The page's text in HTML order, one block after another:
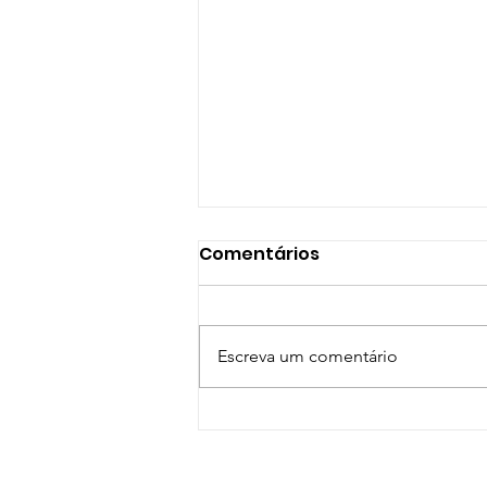
Comentários
Escreva um comentário